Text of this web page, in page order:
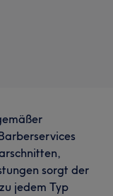
sorgt der
jedem Typ